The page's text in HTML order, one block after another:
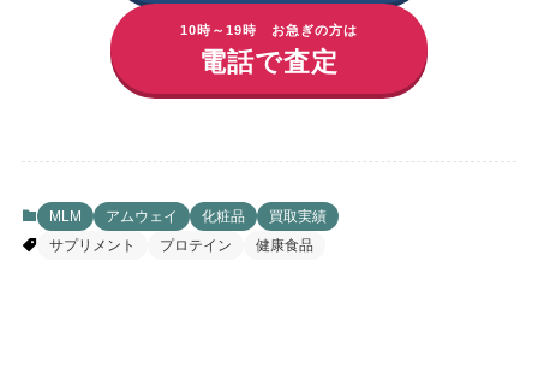
10時～19時 お急ぎの方は
電話で査定
MLM アムウェイ 化粧品
買取実績
サプリメント
プロテイン 健康食品